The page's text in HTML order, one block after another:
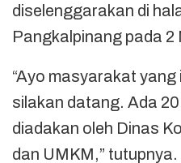
diselenggarakan di
Pangkalpinang pada 2
“Ayo masyarakat
silakan datang. Ada
diadakan oleh Dinas
dan UMKM,” tutupnya.